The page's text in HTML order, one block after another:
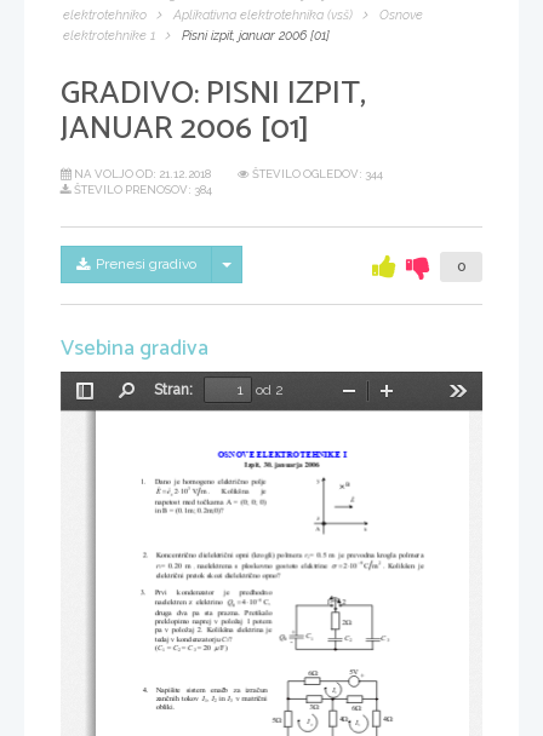
elektrotehniko
Aplikativna elektrotehnika (vsš)
Osnove
elektrotehnike 1
Pisni izpit, januar 2006 [01]
GRADIVO:PISNI IZPIT,
JANUAR 2006 [01]
NA VOLJO OD: 21.12.2018
ŠTEVILO OGLEDOV: 344
ŠTEVILO PRENOSOV: 384
Prenesi gradivo Skrij/prikaži meni 0
Vsebina gradiva
Preklopi
Stran:
od 2
Pomanjšaj
OSNOVE ELEKTROTEHNIKE I
Izpit, 30. januarja 2006
1.     Dano  je  homogeno  električno  polje
m
V
10
2 3
⋅
=e
E
K
K
.      Kolikšna      je
napetost  med  točkama  A  =  (0;  0;  0)
in B = (0.1m; 0.2m;0)?
2.    Koncentrično  dielektrični  opni  (krogli)  polmera r 1=  0.5  m je  prevodna  krogla  polmera
r1=  0.20  m
  ,
naelektrena  s  ploskovno  gostoto  elektrine m
C
10
2 2
9
−
⋅
=
σ
Kolikšen  je
električni pretok skozi dielektrično opno?
3.     Prvi     kondenzator     je     predhodno
naelektren  z  elektrino
C,
10
4
9
0
−
⋅
=
Q
druga   dva   pa   sta   prazna.   Pretikalo
preklopimo  naprej  v  položaj  1  potem
pa  v  položaj  2.  Kolikšna  elektrina  je
tedaj v kondenzatorju C 3?
(C1 = C2 = C 3 = 20 μF)
4. Napišite   sistem   enačb   za   izračun
zančnih  tokov I1, I2
  in
I3
  v  matri
čni
obliki.
x
y
A
B
E
z
1 2
+
-
0
Q 1
C C C
Ω
2
Ω
6
Ω
6
Ω
5 Ω
4 Ω
4
Ω
3
V
5
1
I
2
I
3
I
+